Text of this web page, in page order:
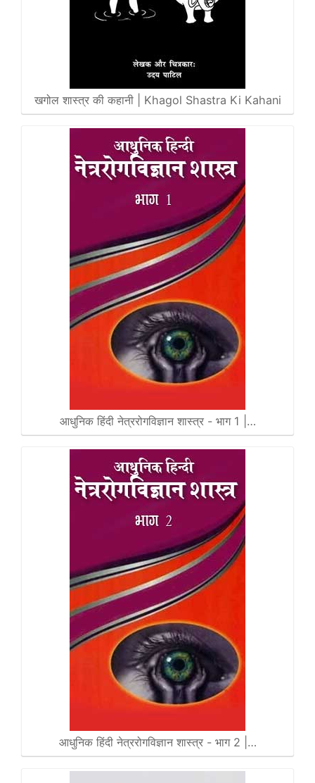
खगोल शास्त्र की कहानी | Khagol Shastra Ki Kahani
आधुनिक हिंदी नेत्ररोगविज्ञान शास्त्र - भाग 1 |…
आधुनिक हिंदी नेत्ररोगविज्ञान शास्त्र - भाग 2 |…